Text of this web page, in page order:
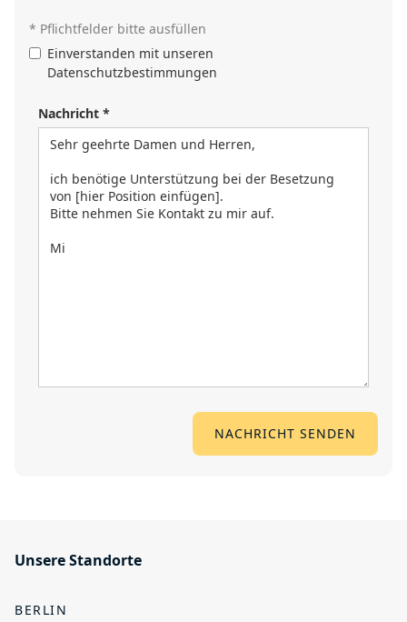
* Pflichtfelder bitte ausfüllen
Einverstanden mit unseren
Datenschutzbestimmungen
Nachricht *
Unsere Standorte
BERLIN